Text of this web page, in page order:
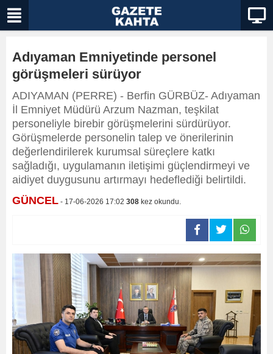
Adıyaman Emniyetinde personel
görüşmeleri sürüyor
ADIYAMAN (PERRE) - Berfin GÜRBÜZ- Adıyaman
İl Emniyet Müdürü Arzum Nazman, teşkilat
personeliyle birebir görüşmelerini sürdürüyor.
Görüşmelerde personelin talep ve önerilerinin
değerlendirilerek kurumsal süreçlere katkı
sağladığı, uygulamanın iletişimi güçlendirmeyi ve
aidiyet duygusunu artırmayı hedeflediği belirtildi.
GÜNCEL - 17-06-2026 17:02 308 kez okundu.